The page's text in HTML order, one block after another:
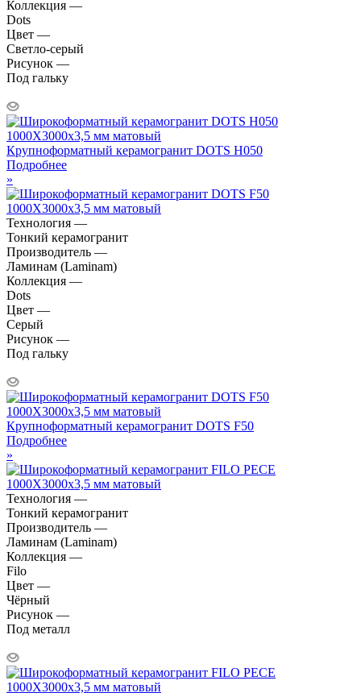
Коллекция —
Dots
Цвет —
Светло-серый
Рисунок —
Под гальку
Крупноформатный керамогранит DOTS H050
Подробнее
»
Технология —
Тонкий керамогранит
Производитель —
Ламинам (Laminam)
Коллекция —
Dots
Цвет —
Серый
Рисунок —
Под гальку
Крупноформатный керамогранит DOTS F50
Подробнее
»
Технология —
Тонкий керамогранит
Производитель —
Ламинам (Laminam)
Коллекция —
Filo
Цвет —
Чёрный
Рисунок —
Под металл